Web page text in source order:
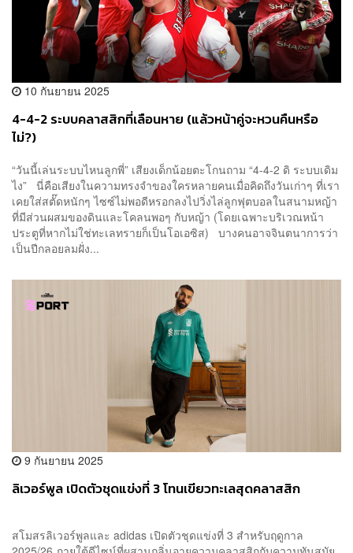
10 กันยายน 2025
4-4-2 ระบบคลาสสิกที่เลือนหาย (แล้วหน้าคู่จะหวนคืนหรือ
ไม่?)
“วันนี้เล่นระบบไหนลูกพี่” เสียงเด็กน้อยตะโกนถาม “4-4-2 ดิ ระบบเดิม
ไง” นี่คือเสียงในความทรงจำของใครหลายคนเมื่อคิดถึงวันเก่าๆ ที่เรา
เคยใส่สตั๊ดหนักๆ ไซซ์ไม่พอดีหรอกลงไปวิ่งไล่ลูกฟุตบอลในสนามหญ้า
ที่มีส่วนผสมของดินและโคลนพอๆ กับหญ้า (โดยเฉพาะบริเวณหน้า
ประตูที่หากไม่ใช่ทะเลทรายก็เป็นโอเอซิส) บางคนอาจจินตนาการว่า
เป็นปีกลอยลมฝั่ง...
9 กันยายน 2025
ลิเวอร์พูล เปิดตัวชุดแข่งที่ 3 โทนเขียวทะเลสุดคลาสสิก
สโมสรลิเวอร์พูลและ adidas เปิดตัวชุดแข่งที่ 3 สำหรับฤดูกาล